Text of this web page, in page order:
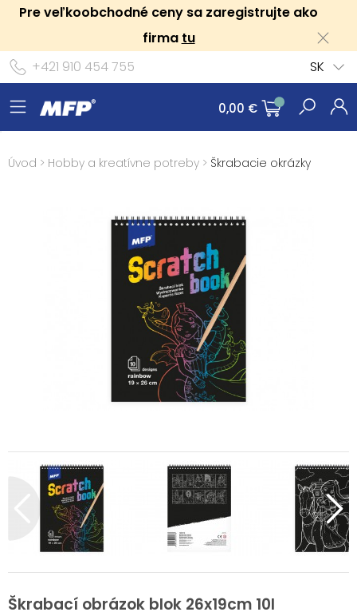
Pre veľkoobchodné ceny sa zaregistrujte ako
firma tu
+421 910 454 755
SK
0,00 €
Úvod > Hobby a kreatívne potreby > Škrabacie okrázky
Škrabací obrázok blok 26x19cm 10l